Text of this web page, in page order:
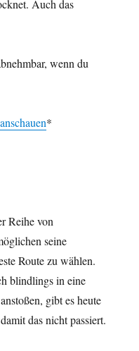
Auch das
wenn du
*
Reihe von
seine
Route zu wählen.
blindlings in eine
gibt es heute
das nicht passiert.